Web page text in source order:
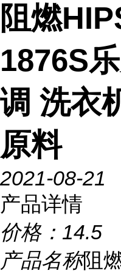
阻燃
1876S
调 洗衣
原料
2021-08-21
产品详情
价格： 14.5
产品名称阻